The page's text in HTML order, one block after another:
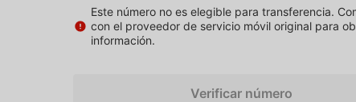
Este número no es elegible para transferencia.
con el proveedor de servicio móvil original para
información.
Verificar número